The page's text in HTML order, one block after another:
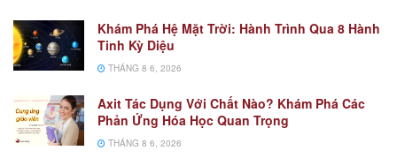
Khám Phá Hệ Mặt Trời: Hành Trình Qua 8 Hành
Tinh Kỳ Diệu
THÁNG 8 6, 2026
Axit Tác Dụng Với Chất Nào? Khám Phá Các
Phản Ứng Hóa Học Quan Trọng
THÁNG 8 6, 2026